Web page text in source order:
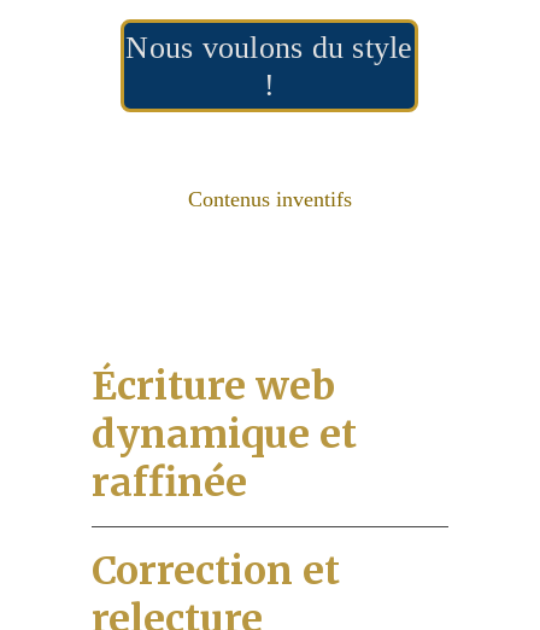
Nous voulons du style
!
Contenus inventifs